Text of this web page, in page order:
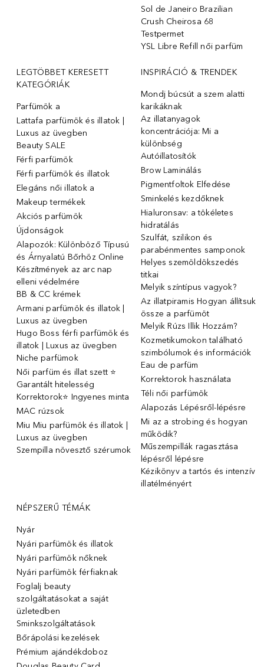
Sol de Janeiro Brazilian
Crush Cheirosa 68
Testpermet
YSL Libre Refill női parfüm
LEGTÖBBET KERESETT
KATEGÓRIÁK
Parfümök ️a
Lattafa parfümök és illatok |
Luxus az üvegben
Beauty SALE
Férfi parfümök
Férfi parfümök és illatok
Elegáns női illatok ️a
Makeup termékek
Akciós parfümök
Újdonságok
Alapozók: Különböző Típusú
és Árnyalatú Bőrhöz Online
Készítmények az arc nap
elleni védelmére
BB & CC krémek
Armani parfümök és illatok |
Luxus az üvegben
Hugo Boss férfi parfümök és
illatok | Luxus az üvegben
Niche parfümok
Női parfüm és illat szett ⭐
Garantált hitelesség
Korrektorok⭐ Ingyenes minta
MAC rúzsok
Miu Miu parfümök és illatok |
Luxus az üvegben
Szempilla növesztő szérumok
INSPIRÁCIÓ & TRENDEK
Mondj búcsút a szem alatti
karikáknak
Az illatanyagok
koncentrációja: Mi a
különbség
Autóillatosítók
Brow Laminálás
Pigmentfoltok Elfedése
Sminkelés kezdőknek
Hialuronsav: a tökéletes
hidratálás
Szulfát, szilikon és
parabénmentes samponok
Helyes szemöldökszedés
titkai
Melyik színtípus vagyok?
Az illatpiramis Hogyan állítsuk
össze a parfümöt
Melyik Rúzs Illik Hozzám?
Kozmetikumokon található
szimbólumok és információk
Eau de parfüm
Korrektorok használata
Téli női parfümök
Alapozás Lépésről-lépésre
Mi az a strobing és hogyan
működik?
Műszempillák ragasztása
lépésről lépésre
Kézikönyv a tartós és intenzív
illatélményért
NÉPSZERŰ TÉMÁK
Nyár
Nyári parfümök és illatok
Nyári parfümök nőknek
Nyári parfümök férfiaknak
Foglalj beauty
szolgáltatásokat a saját
üzletedben
Sminkszolgáltatások
Bőrápolási kezelések
Prémium ajándékdoboz